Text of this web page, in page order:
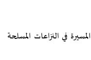
في النزاعات المسلحة